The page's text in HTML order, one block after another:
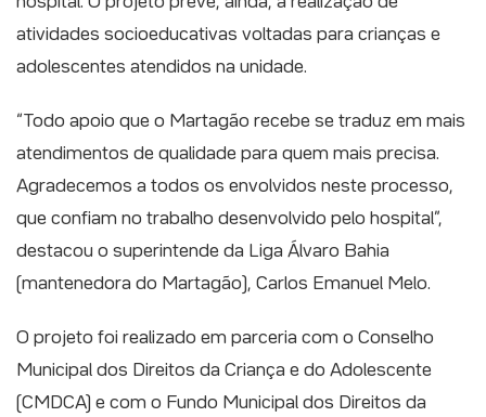
atividades socioeducativas voltadas para crianças e
adolescentes atendidos na unidade.
“Todo apoio que o Martagão recebe se traduz em mais
atendimentos de qualidade para quem mais precisa.
Agradecemos a todos os envolvidos neste processo,
que confiam no trabalho desenvolvido pelo hospital”,
destacou o superintende da Liga Álvaro Bahia
(mantenedora do Martagão), Carlos Emanuel Melo.
O projeto foi realizado em parceria com o Conselho
Municipal dos Direitos da Criança e do Adolescente
(CMDCA) e com o Fundo Municipal dos Direitos da